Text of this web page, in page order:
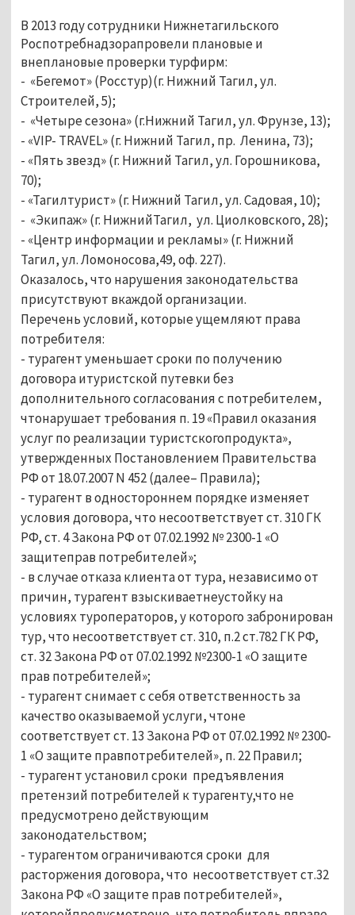
В 2013 году сотрудники Нижнетагильского
Роспотребнадзорапровели плановые и
внеплановые проверки турфирм:
- «Бегемот» (Росстур)(г. Нижний Тагил, ул.
Строителей, 5);
- «Четыре сезона» (г.Нижний Тагил, ул. Фрунзе, 13);
- «VIP- TRAVEL» (г. Нижний Тагил, пр. Ленина, 73);
- «Пять звезд» (г. Нижний Тагил, ул. Горошникова,
70);
- «Тагилтурист» (г. Нижний Тагил, ул. Садовая, 10);
- «Экипаж» (г. НижнийТагил, ул. Циолковского, 28);
- «Центр информации и рекламы» (г. Нижний
Тагил, ул. Ломоносова,49, оф. 227).
Оказалось, что нарушения законодательства
присутствуют вкаждой организации.
Перечень условий, которые ущемляют права
потребителя:
- турагент уменьшает сроки по получению
договора итуристской путевки без
дополнительного согласования с потребителем,
чтонарушает требования п. 19 «Правил оказания
услуг по реализации туристскогопродукта»,
утвержденных Постановлением Правительства
РФ от 18.07.2007 N 452 (далее– Правила);
- турагент в одностороннем порядке изменяет
условия договора, что несоответствует ст. 310 ГК
РФ, ст. 4 Закона РФ от 07.02.1992 № 2300-1 «О
защитеправ потребителей»;
- в случае отказа клиента от тура, независимо от
причин, турагент взыскиваетнеустойку на
условиях туроператоров, у которого забронирован
тур, что несоответствует ст. 310, п.2 ст.782 ГК РФ,
ст. 32 Закона РФ от 07.02.1992 №2300-1 «О защите
прав потребителей»;
- турагент снимает с себя ответственность за
качество оказываемой услуги, чтоне
соответствует ст. 13 Закона РФ от 07.02.1992 № 2300-
1 «О защите правпотребителей», п. 22 Правил;
- турагент установил сроки предъявления
претензий потребителей к турагенту,что не
предусмотрено действующим
законодательством;
- турагентом ограничиваются сроки для
расторжения договора, что несоответствует ст.32
Закона РФ «О защите прав потребителей»,